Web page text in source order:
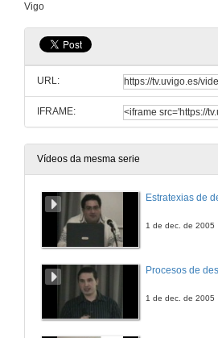
Vigo
URL:
IFRAME:
Vídeos da mesma serie
1 de dec. de 2005
1 de dec. de 2005